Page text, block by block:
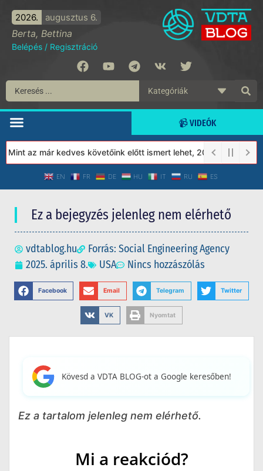
2026. augusztus 6.
Berta, Bettina
Belépés / Regisztráció
📹 VIDEÓK
az már kedves követőink előtt ismert lehet, 2023-tól a Védett
EN FR DE HU IT RU ES
Ez a bejegyzés jelenleg nem elérhető
vdtablog.hu
Forrás: Social Engineering Agency
2025. április 8.
USA Nincs hozzászólás
Facebook Email Telegram Twitter
VK Nyomtat
Kövesd a VDTA BLOG-ot a Google keresőben!
Ez a tartalom jelenleg nem elérhető.
Mi a reakciód?